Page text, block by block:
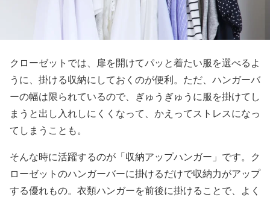
クローゼットでは、扉を開けてパッと着たい服を選べるよ
うに、掛ける収納にしておくのが便利。ただ、ハンガーバ
ーの幅は限られているので、ぎゅうぎゅうに服を掛けてし
まうと出し入れしにくくなって、かえってストレスになっ
てしまうことも。
そんな時に活躍するのが「収納アップハンガー」です。ク
ローゼットのハンガーバーに掛けるだけで収納力がアップ
する優れもの。衣類ハンガーを前後に掛けることで、よく